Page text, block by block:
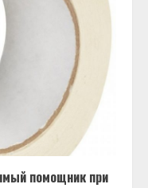
помощник при